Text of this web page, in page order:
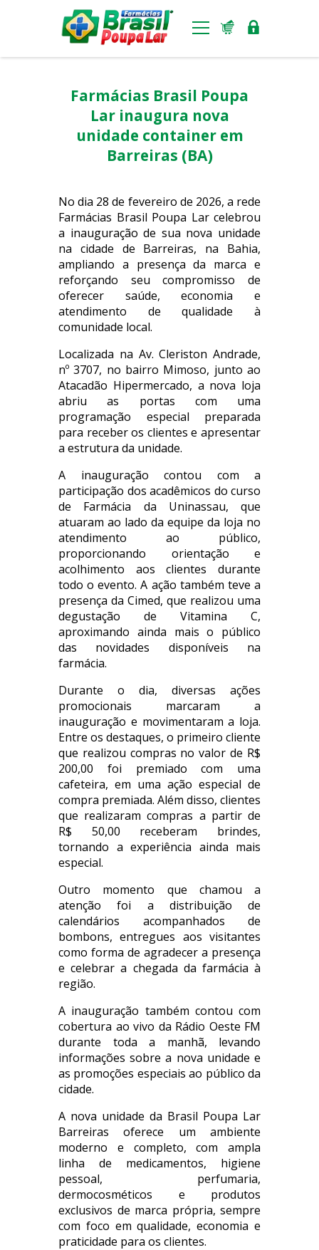
Ferramentas
Padronização visual
Lojas
Seja um franqueado
Farmácias Brasil Poupa
Lar inaugura nova
unidade container em
Barreiras (BA)
No dia 28 de fevereiro de 2026, a rede
Farmácias Brasil Poupa Lar celebrou
a inauguração de sua nova unidade
na cidade de Barreiras, na Bahia,
ampliando a presença da marca e
reforçando seu compromisso de
oferecer saúde, economia e
atendimento de qualidade à
comunidade local.
Localizada na Av. Cleriston Andrade,
nº 3707, no bairro Mimoso, junto ao
Atacadão Hipermercado, a nova loja
abriu as portas com uma
programação especial preparada
para receber os clientes e apresentar
a estrutura da unidade.
A inauguração contou com a
participação dos acadêmicos do curso
de Farmácia da Uninassau, que
atuaram ao lado da equipe da loja no
atendimento ao público,
proporcionando orientação e
acolhimento aos clientes durante
todo o evento. A ação também teve a
presença da Cimed, que realizou uma
degustação de Vitamina C,
aproximando ainda mais o público
das novidades disponíveis na
farmácia.
Durante o dia, diversas ações
promocionais marcaram a
inauguração e movimentaram a loja.
Entre os destaques, o primeiro cliente
que realizou compras no valor de R$
200,00 foi premiado com uma
cafeteira, em uma ação especial de
compra premiada. Além disso, clientes
que realizaram compras a partir de
R$ 50,00 receberam brindes,
tornando a experiência ainda mais
especial.
Outro momento que chamou a
atenção foi a distribuição de
calendários acompanhados de
bombons, entregues aos visitantes
como forma de agradecer a presença
e celebrar a chegada da farmácia à
região.
A inauguração também contou com
cobertura ao vivo da Rádio Oeste FM
durante toda a manhã, levando
informações sobre a nova unidade e
as promoções especiais ao público da
cidade.
A nova unidade da Brasil Poupa Lar
Barreiras oferece um ambiente
moderno e completo, com ampla
linha de medicamentos, higiene
pessoal, perfumaria,
dermocosméticos e produtos
exclusivos de marca própria, sempre
com foco em qualidade, economia e
praticidade para os clientes.